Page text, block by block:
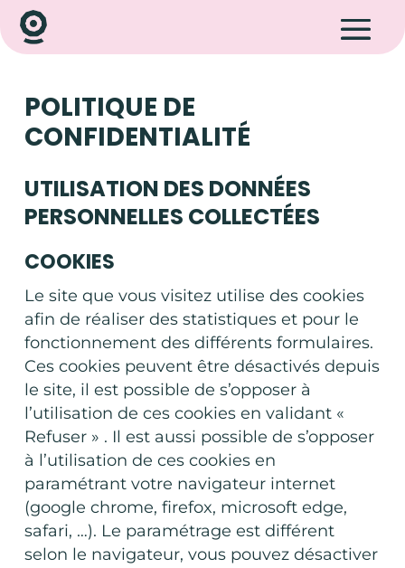
POLITIQUE DE
CONFIDENTIALITÉ
UTILISATION DES DONNÉES
PERSONNELLES COLLECTÉES
COOKIES
Le site que vous visitez utilise des cookies
afin de réaliser des statistiques et pour le
fonctionnement des différents formulaires.
Ces cookies peuvent être désactivés depuis
le site, il est possible de s’opposer à
l’utilisation de ces cookies en validant «
Refuser » . Il est aussi possible de s’opposer
à l’utilisation de ces cookies en
paramétrant votre navigateur internet
(google chrome, firefox, microsoft edge,
safari, …). Le paramétrage est différent
selon le navigateur, vous pouvez désactiver